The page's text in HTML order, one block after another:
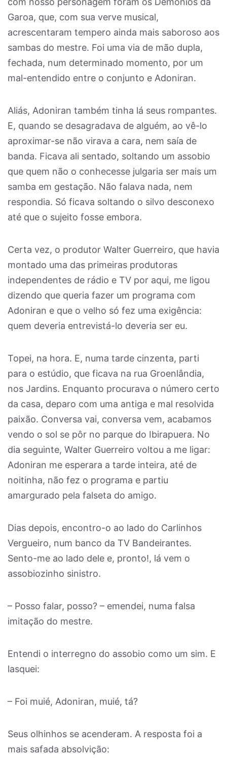
Garoa, que, com sua verve musical,
acrescentaram tempero ainda mais saboroso aos
sambas do mestre. Foi uma via de mão dupla,
fechada, num determinado momento, por um
mal-entendido entre o conjunto e Adoniran.
Aliás, Adoniran também tinha lá seus rompantes.
E, quando se desagradava de alguém, ao vê-lo
aproximar-se não virava a cara, nem saía de
banda. Ficava ali sentado, soltando um assobio
que quem não o conhecesse julgaria ser mais um
samba em gestação. Não falava nada, nem
respondia. Só ficava soltando o silvo desconexo
até que o sujeito fosse embora.
Certa vez, o produtor Walter Guerreiro, que havia
montado uma das primeiras produtoras
independentes de rádio e TV por aqui, me ligou
dizendo que queria fazer um programa com
Adoniran e que o velho só fez uma exigência:
quem deveria entrevistá-lo deveria ser eu.
Topei, na hora. E, numa tarde cinzenta, parti
para o estúdio, que ficava na rua Groenlândia,
nos Jardins. Enquanto procurava o número certo
da casa, deparo com uma antiga e mal resolvida
paixão. Conversa vai, conversa vem, acabamos
vendo o sol se pôr no parque do Ibirapuera. No
dia seguinte, Walter Guerreiro voltou a me ligar:
Adoniran me esperara a tarde inteira, até de
noitinha, não fez o programa e partiu
amargurado pela falseta do amigo.
Dias depois, encontro-o ao lado do Carlinhos
Vergueiro, num banco da TV Bandeirantes.
Sento-me ao lado dele e, pronto!, lá vem o
assobiozinho sinistro.
– Posso falar, posso? – emendei, numa falsa
imitação do mestre.
Entendi o interregno do assobio como um sim. E
lasquei:
– Foi muié, Adoniran, muié, tá?
Seus olhinhos se acenderam. A resposta foi a
mais safada absolvição: